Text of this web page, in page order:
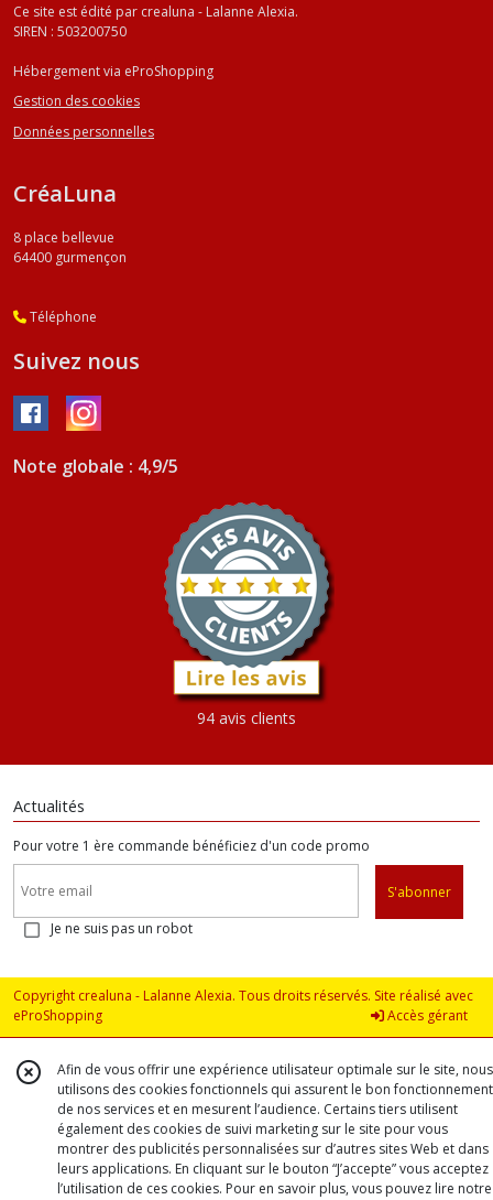
Ce site est édité par crealuna - Lalanne Alexia.
SIREN : 503200750
Hébergement via eProShopping
Gestion des cookies
Données personnelles
CréaLuna
8 place bellevue
64400 gurmençon
Téléphone
Suivez nous
Note globale : 4,9/5
94 avis clients
Actualités
Pour votre 1 ère commande bénéficiez d'un code promo
S'abonner
Je ne suis pas un robot
Copyright crealuna - Lalanne Alexia. Tous droits réservés. Site réalisé avec
eProShopping
Accès gérant
Afin de vous offrir une expérience utilisateur optimale sur le site, nous
utilisons des cookies fonctionnels qui assurent le bon fonctionnement
de nos services et en mesurent l’audience. Certains tiers utilisent
également des cookies de suivi marketing sur le site pour vous
montrer des publicités personnalisées sur d’autres sites Web et dans
leurs applications. En cliquant sur le bouton “J’accepte” vous acceptez
l’utilisation de ces cookies. Pour en savoir plus, vous pouvez lire notre